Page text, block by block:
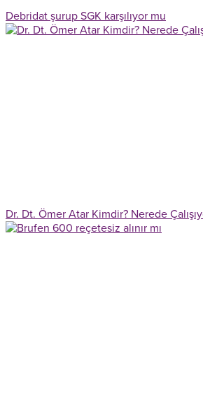
Debridat şurup SGK karşılıyor mu
Dr. Dt. Ömer Atar Kimdir? Nerede